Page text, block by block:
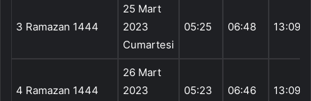
3 Ramazan 1444
25 Mart
2023
Cumartesi
05:25 06:48 13:09
4 Ramazan 1444
26 Mart
2023
05:23 06:46 13:09